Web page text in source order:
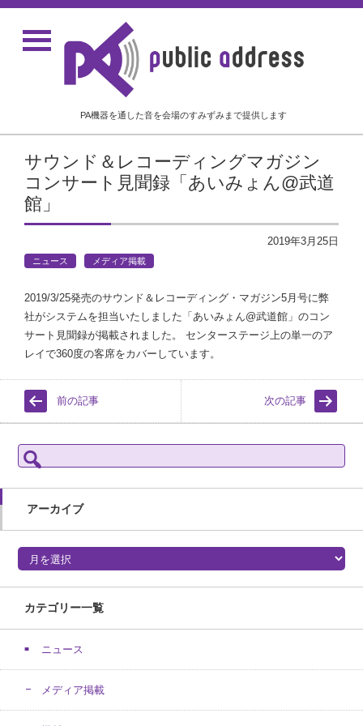
PA機器を通した音を会場のすみずみまで提供します
サウンド＆レコーディングマガジン
コンサート見聞録「あいみょん@武道
館」
2019年3月25日
ニュース メディア掲載
2019/3/25発売のサウンド＆レコーディング・マガジン5月号に弊
社がシステムを担当いたしました「あいみょん@武道館」のコン
サート見聞録が掲載されました。 センターステージ上の単一のア
レイで360度の客席をカバーしています。
前の記事 次の記事
検
索:
アーカイブ
アーカイブ
カテゴリー一覧
ニュース
メディア掲載